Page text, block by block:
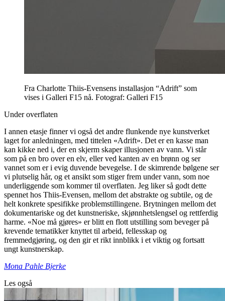
Fra Charlotte Thiis-Evensens installasjon “Adrift” som
vises i Galleri F15 nå. Fotograf: Galleri F15
Under overflaten
I annen etasje finner vi også det andre flunkende nye kunstverket
laget for anledningen, med tittelen «Adrift». Det er en kasse man
kan kikke ned i, der en skjerm skaper illusjonen av vann. Vi står
som på en bro over en elv, eller ved kanten av en brønn og ser
vannet som er i evig duvende bevegelse. I de skimrende bølgene ser
vi plutselig hår, og et ansikt som stiger frem under vann, som noe
underliggende som kommer til overflaten. Jeg liker så godt dette
spennet hos Thiis-Evensen, mellom det abstrakte og subtile, og de
helt konkrete spesifikke problemstillingene. Brytningen mellom det
dokumentariske og det kunstneriske, skjønnhetslengsel og rettferdig
harme. «Noe må gjøres» er blitt en flott utstilling som beveger på
krevende tematikker knyttet til arbeid, fellesskap og
fremmedgjøring, og den gir et rikt innblikk i et viktig og fortsatt
ungt kunstnerskap.
Mona Pahle Bjerke
Les også